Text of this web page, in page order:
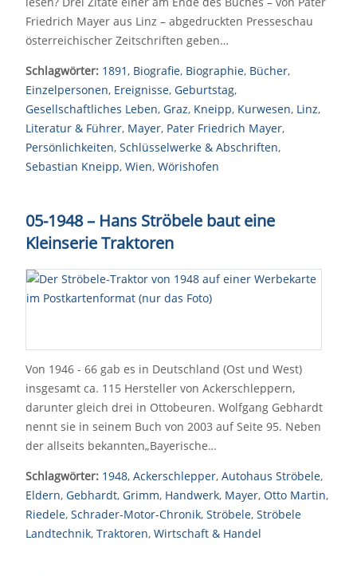
Friedrich Mayer aus Linz – abgedruckten Presseschau
österreichischer Zeitschriften geben…
Schlagwörter: 1891, Biografie, Biographie, Bücher,
Einzelpersonen, Ereignisse, Geburtstag,
Gesellschaftliches Leben, Graz, Kneipp, Kurwesen, Linz,
Literatur & Führer, Mayer, Pater Friedrich Mayer,
Persönlichkeiten, Schlüsselwerke & Abschriften,
Sebastian Kneipp, Wien, Wörishofen
05-1948– Hans Ströbele baut eine
Kleinserie Traktoren
Von 1946 - 66 gab es in Deutschland (Ost und West)
insgesamt ca. 115 Hersteller von Ackerschleppern,
darunter gleich drei in Ottobeuren. Wolfgang Gebhardt
nennt sie in seinem Buch von 2003 auf Seite 95. Neben
der allseits bekannten„Bayerische…
Schlagwörter: 1948, Ackerschlepper, Autohaus Ströbele,
Eldern, Gebhardt, Grimm, Handwerk, Mayer, Otto Martin,
Riedele, Schrader-Motor-Chronik, Ströbele, Ströbele
Landtechnik, Traktoren, Wirtschaft & Handel